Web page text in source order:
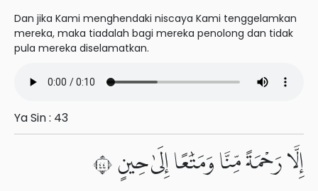
Dan jika Kami menghendaki niscaya Kami tenggelamkan
mereka, maka tiadalah bagi mereka penolong dan tidak
pula mereka diselamatkan.
Ya Sin : 43
إِلَّا رَحْمَةً مِّنَّا وَمَتَٰعًا إِلَىٰ حِينٍ ٤٤